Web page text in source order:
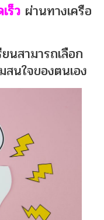
ร็ว ผ่านทางเครือ
ยนสามารถเลือก
นใจของตนเอง